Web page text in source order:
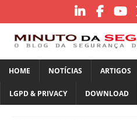
HOME NOTÍCIAS ARTIGOS
LGPD & PRIVACY DOWNLOAD